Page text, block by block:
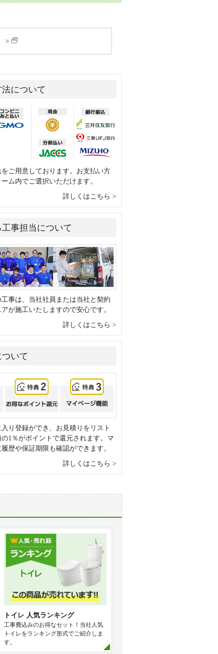
について
ご用意しております。お支払い方
ム内でご選択いただけます。
詳しくはこちら
事担当について
事は、当社社員または当社と契約
が施工いたしますので安心です。
詳しくはこちら
いて
り登録ができ、お見積りをリスト
1％がポイントで還元されます。マ
歴や保証期限も確認ができます。
詳しくはこちら
トイレ 人気ランキング
工事費込みのお得なセット！当社人気
トイレをランキング形式でご紹介しま
す。